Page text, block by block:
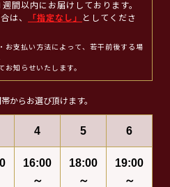
間以内にお届けしております。
は、
「指定なし」
としてくださ
支払い方法によって、若干前後する場
知らせいたします。
からお選び頂けます。
4 5 6
16:00
～
18:00
～
19:00
～